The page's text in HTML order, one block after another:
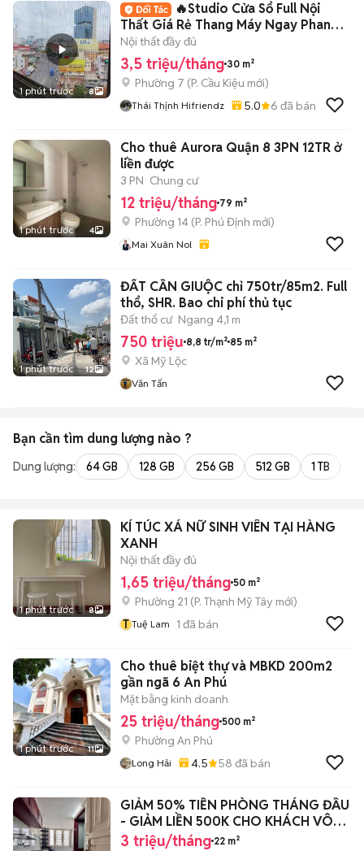
1 phút trước 8
🔥Studio Cửa Sổ Full Nội
Thất Giá Rẻ Thang Máy Ngay Phan
Xích Long
Nội thất đầy đủ
3,5 triệu/tháng 30 m²
Phường 7 (P. Cầu Kiệu mới)
Thái Thịnh Hifriendz 5.0 6 đã bán
1 phút trước 4
Cho thuê Aurora Quận 8 3PN 12TR ở
liền được
3 PN Chung cư
12 triệu/tháng 79 m²
Phường 14 (P. Phú Định mới)
Mai Xuân Nol
1 phút trước 12
ĐẤT CẦN GIUỘC chỉ 750tr/85m2. Full
thổ, SHR. Bao chi phí thủ tục
Đất thổ cư Ngang 4,1 m
750 triệu 8,8 tr/m² 85 m²
Xã Mỹ Lộc
Văn Tấn
Bạn cần tìm dung lượng nào ?
Dung lượng: 64 GB 128 GB 256 GB 512 GB 1 TB
1 phút trước 8
KÍ TÚC XÁ NỮ SINH VIÊN TẠI HÀNG
XANH
Nội thất đầy đủ
1,65 triệu/tháng 50 m²
Phường 21 (P. Thạnh Mỹ Tây mới)
T Tuệ Lam 1 đã bán
1 phút trước 11
Cho thuê biệt thự và MBKD 200m2
gần ngã 6 An Phú
Mặt bằng kinh doanh
25 triệu/tháng 500 m²
Phường An Phú
Long Hải 4.5 58 đã bán
GIẢM 50% TIỀN PHÒNG THÁNG ĐẦU
- GIẢM LIỀN 500K CHO KHÁCH VÔ
SỚM
3 triệu/tháng 22 m²